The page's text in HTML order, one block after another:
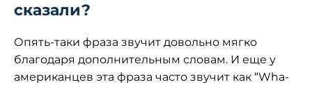
сказали?
Опять-таки фраза звучит довольно мягко
благодаря дополнительным словам. И еще у
американцев эта фраза часто звучит как “Wha-